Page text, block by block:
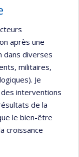
après une
dans diverses
militaires,
Je
interventions
de la
le bien-être
croissance